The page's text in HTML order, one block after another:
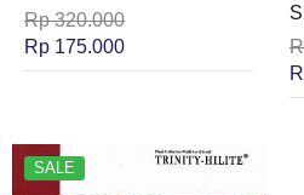
Rp320.000
Rp 175.000
SALE